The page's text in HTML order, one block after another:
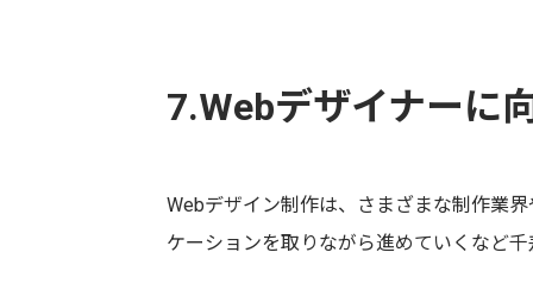
7.Webデザイナーに
Webデザイン制作は、さまざまな制作業
ケーションを取りながら進めていくなど千